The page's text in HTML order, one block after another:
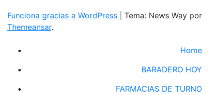
Funciona gracias a WordPress
Tema: News Way por
Themeansar.
Home
BARADERO HOY
FARMACIAS DE TURNO